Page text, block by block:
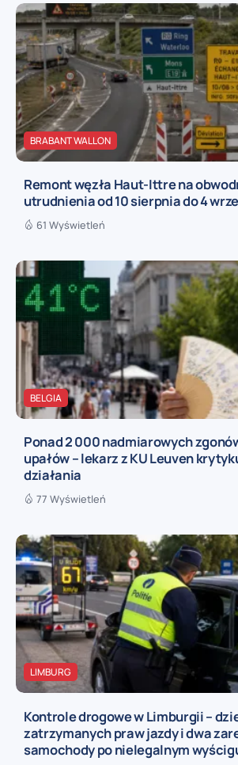
BRABANT WALLON
Remont węzła Haut-Ittre na
utrudnienia od 10 sierpnia do 4
61 Wyświetleń
BELGIA
Ponad 2 000 nadmiarowych
upałów – lekarz z KU Leuven
działania
77 Wyświetleń
LIMBURG
Kontrole drogowe w Limburgii –
zatrzymanych praw jazdy i dwa
samochody po nielegalnym